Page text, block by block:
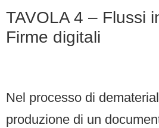
TAVOLA 4 – Flussi
Firme digitali
Nel processo di
produzione di un